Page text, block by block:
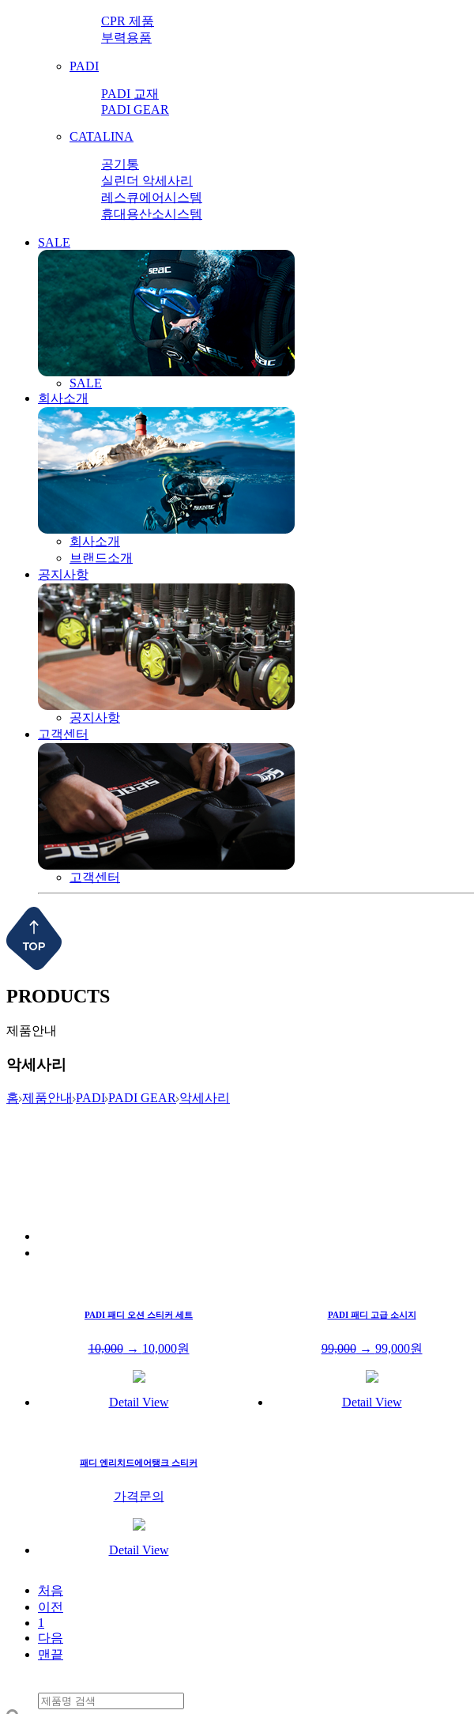
CPR 제품
부력용품
PADI
PADI 교재
PADI GEAR
CATALINA
공기통
실린더 악세사리
레스큐에어시스템
휴대용산소시스템
SALE
SALE
회사소개
회사소개
브랜드소개
공지사항
공지사항
고객센터
고객센터
PRODUCTS
제품안내
악세사리
홈 제품안내 PADI PADI GEAR 악세사리
PADI 패디 오션 스티커 세트
10,000→ 10,000원
Detail View
PADI 패디 고급 소시지
99,000→ 99,000원
Detail View
패디 엔리치드에어탱크 스티커
가격문의
Detail View
처음
이전
1
다음
맨끝